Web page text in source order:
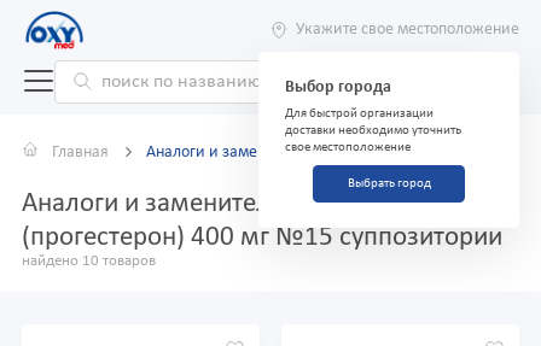
Укажите свое местоположение
Выбор города
Для быстрой организации
доставки необходимо уточнить
свое местоположение
Выбрать город
Главная Аналоги и заменители
Аналоги и заменители препарата Биогест
(прогестерон) 400 мг №15 суппозитории
найдено 10 товаров